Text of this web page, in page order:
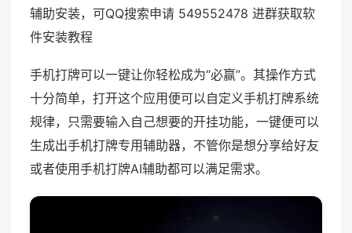
辅助安装，可QQ搜索申请 549552478 进群获取软
件安装教程
手机打牌可以一键让你轻松成为“必赢”。其操作方式
十分简单，打开这个应用便可以自定义手机打牌系统
规律，只需要输入自己想要的开挂功能，一键便可以
生成出手机打牌专用辅助器，不管你是想分享给好友
或者使用手机打牌AI辅助都可以满足需求。